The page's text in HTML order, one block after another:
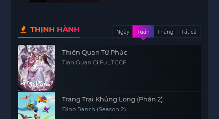
THỊNH HÀNH Ngày Tuần Tháng Tất cả
Thiên Quan Tứ Phúc
Tian Guan Ci Fu , TGCF
Trang Trại Khủng Long (Phần 2)
Dino Ranch (Season 2)